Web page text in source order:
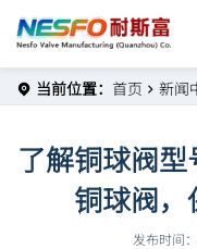
当前位置： 首页 新闻
了解铜球阀
铜球阀
发布时间